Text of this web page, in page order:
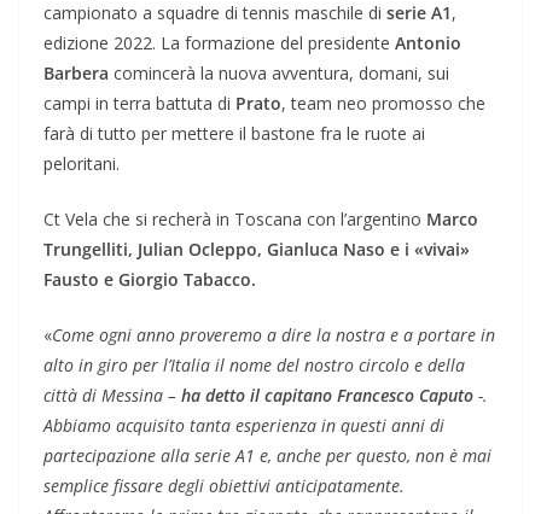
campionato a squadre di tennis maschile di serie A1,
edizione 2022. La formazione del presidente Antonio
Barbera comincerà la nuova avventura, domani, sui
campi in terra battuta di Prato, team neo promosso che
farà di tutto per mettere il bastone fra le ruote ai
peloritani.
Ct Vela che si recherà in Toscana con l’argentino Marco
Trungelliti, Julian Ocleppo, Gianluca Naso e i «vivai»
Fausto e Giorgio Tabacco.
«Come ogni anno proveremo a dire la nostra e a portare in
alto in giro per l’Italia il nome del nostro circolo e della
città di Messina – ha detto il capitano Francesco Caputo -.
Abbiamo acquisito tanta esperienza in questi anni di
partecipazione alla serie A1 e, anche per questo, non è mai
semplice fissare degli obiettivi anticipatamente.